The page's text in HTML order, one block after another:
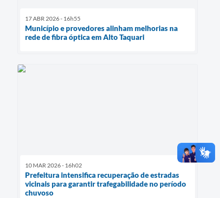
17 ABR 2026 - 16h55
Município e provedores alinham melhorias na
rede de fibra óptica em Alto Taquari
10 MAR 2026 - 16h02
Prefeitura intensifica recuperação de estradas
vicinais para garantir trafegabilidade no período
chuvoso